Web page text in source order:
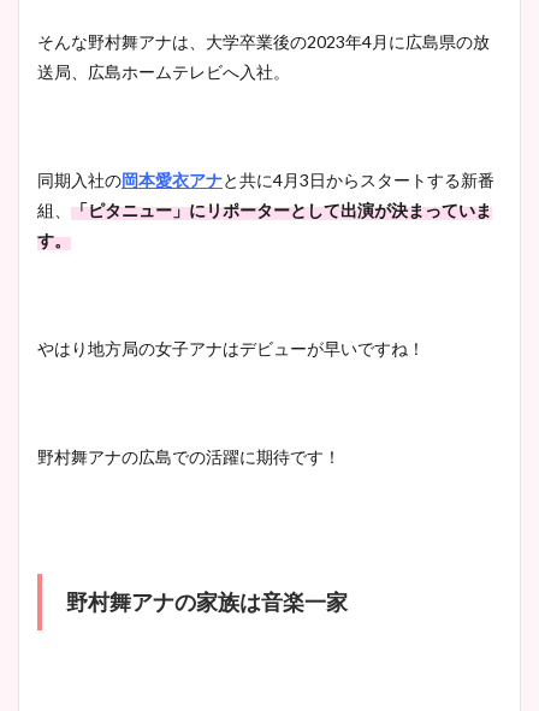
そんな野村舞アナは、大学卒業後の2023年4月に広島県の放
送局、広島ホームテレビへ入社。
同期入社の岡本愛衣アナと共に4月3日からスタートする新番
組、 「ピタニュー」にリポーターとして出演が決まっていま
す。
やはり地方局の女子アナはデビューが早いですね！
野村舞アナの広島での活躍に期待です！
野村舞アナの家族は音楽一家